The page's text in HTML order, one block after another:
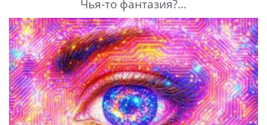
Чья-то фантазия?...